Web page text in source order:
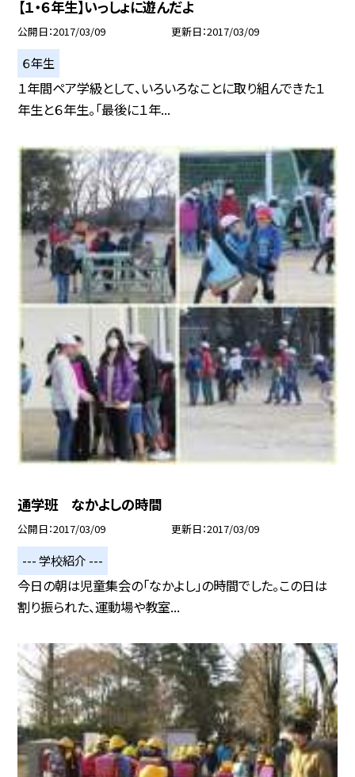
【１・６年生】いっしょに遊んだよ
公開日 2017/03/09 更新日 2017/03/09
６年生
１年間ペア学級として、いろいろなことに取り組んできた１
年生と６年生。「最後に１年...
通学班 なかよしの時間
公開日 2017/03/09 更新日 2017/03/09
--- 学校紹介 ---
今日の朝は児童集会の「なかよし」の時間でした。この日は
割り振られた、運動場や教室...